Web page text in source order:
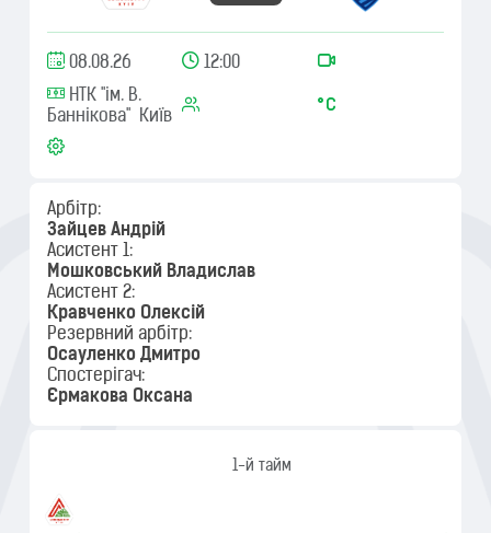
08.08.26
12:00
НТК "ім. В.
Баннікова" Київ
Арбітр:
Зайцев Андрій
Асистент 1:
Мошковський Владислав
Асистент 2:
Кравченко Олексій
Резервний арбітр:
Осауленко Дмитро
Спостерігач:
Єрмакова Оксана
1-й тайм